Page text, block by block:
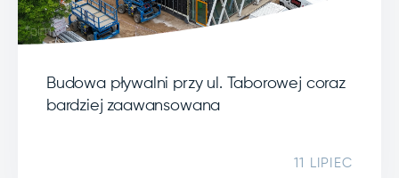
Budowa pływalni przy ul. Taborowej coraz
bardziej zaawansowana
11 LIPIEC